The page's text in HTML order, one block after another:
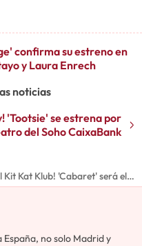
confirma su estreno en
y Laura Enrech
noticias
'Tootsie' se estrena por
del Soho CaixaBank
Kit Kat Klub! 'Cabaret' será el
Aste Nagusia en Bilbao
no solo Madrid y